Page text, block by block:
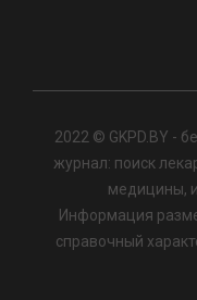
2022 © GKPD.BY -
журнал: поиск
медицины,
Информация
справочный